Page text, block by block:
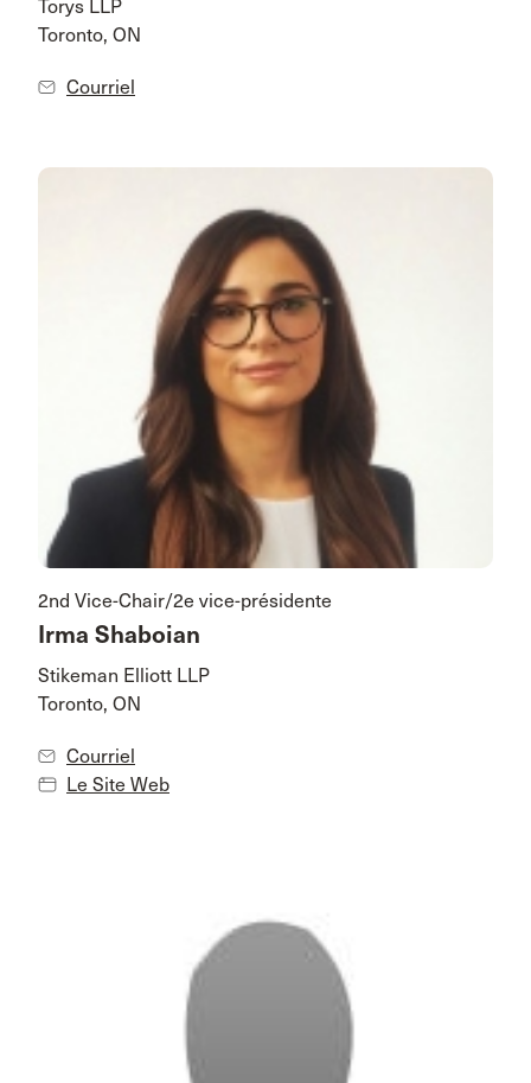
Torys LLP
Toronto, ON
Courriel
2nd Vice-Chair/2e vice-présidente
Irma Shaboian
Stikeman Elliott LLP
Toronto, ON
Courriel
Le Site Web